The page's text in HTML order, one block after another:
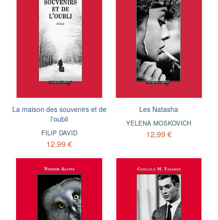
La maison des souvenirs et de
l'oubli
FILIP DAVID
12,99 €
Les Natasha
YELENA MOSKOVICH
12,99 €